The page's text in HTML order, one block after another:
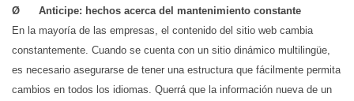
Ø Anticipe: hechos acerca del mantenimiento constante
En la mayoría de las empresas, el contenido del sitio web cambia
constantemente. Cuando se cuenta con un sitio dinámico multilingüe,
es necesario asegurarse de tener una estructura que fácilmente permita
cambios en todos los idiomas. Querrá que la información nueva de un